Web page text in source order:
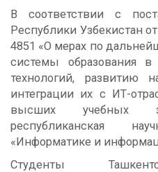
В соответствии с
Республики Узбекистан
4851 «О мерах по
системы образования
технологий, развитию
интеграции их с ИТ-
высших учебных
республиканская
«Информатике и
Студенты